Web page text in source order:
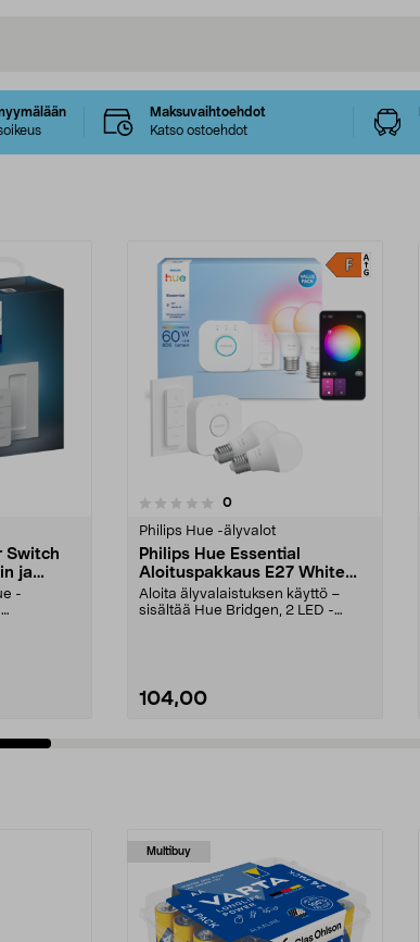
Maksuvaihtoehdot
Katso ostoehdot
Switch
ja
-
0arvostelut
Philips Hue -älyvalot
Philips Hue Essential
Aloituspakkaus E27 White
and Colour Ambiance
Aloita älyvalaistuksen käyttö –
sisältää Hue Bridgen, 2 LED -
104,00
5.0 viidestä
Multibuy